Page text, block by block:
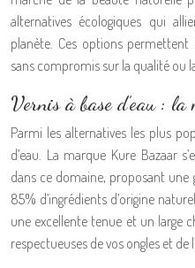
alternatives écologiques qui
planète. Ces options
sans compromis sur la qualité ou
Vernis à base d’eau :
Parmi les alternatives les plus
d’eau. La marque Kure Bazaar
dans ce domaine, proposant une
85% d’ingrédients d’origine
une excellente tenue et un large
respectueuses de vos ongles et de